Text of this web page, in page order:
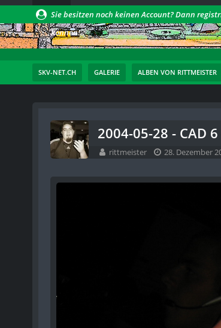
Sie besitzen noch keinen Account? Dann
können!
SKV-NET.CH GALERIE ALBEN VON RITTMEISTER
2004-05-28 - CAD
rittmeister 28. Dezember